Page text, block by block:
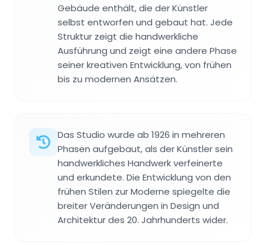
Gebäude enthält, die der Künstler
selbst entworfen und gebaut hat. Jede
Struktur zeigt die handwerkliche
Ausführung und zeigt eine andere Phase
seiner kreativen Entwicklung, von frühen
bis zu modernen Ansätzen.
Das Studio wurde ab 1926 in mehreren
Phasen aufgebaut, als der Künstler sein
handwerkliches Handwerk verfeinerte
und erkundete. Die Entwicklung von den
frühen Stilen zur Moderne spiegelte die
breiter Veränderungen in Design und
Architektur des 20. Jahrhunderts wider.